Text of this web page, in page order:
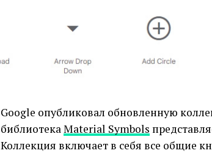
Google опубликовал обновленную
библиотекаMaterial Symbols
Коллекция включает в себя все общие